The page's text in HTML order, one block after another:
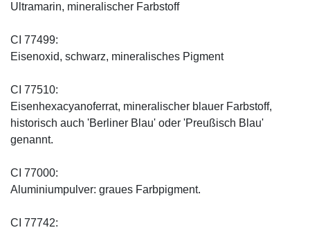
Ultramarin, mineralischer Farbstoff
CI 77499:
Eisenoxid, schwarz, mineralisches Pigment
CI 77510:
Eisenhexacyanoferrat, mineralischer blauer Farbstoff,
historisch auch 'Berliner Blau' oder 'Preußisch Blau'
genannt.
CI 77000:
Aluminiumpulver: graues Farbpigment.
CI 77742: